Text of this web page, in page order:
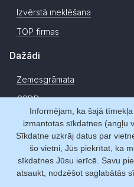
Izvērstā meklēšana
TOP firmas
Dažādi
Zemesgrāmata
CSDD
Jauni uzņēmumi
Ziņas
Par mums
Informējam, ka šajā
izmantotas sīkdatnes (angļu
Sīkdatne uzkrāj datus par
šo vietni, Jūs piekrītat, ka
sīkdatnes Jūsu ierīcē. Savu
atsaukt, nodzēšot saglabātās